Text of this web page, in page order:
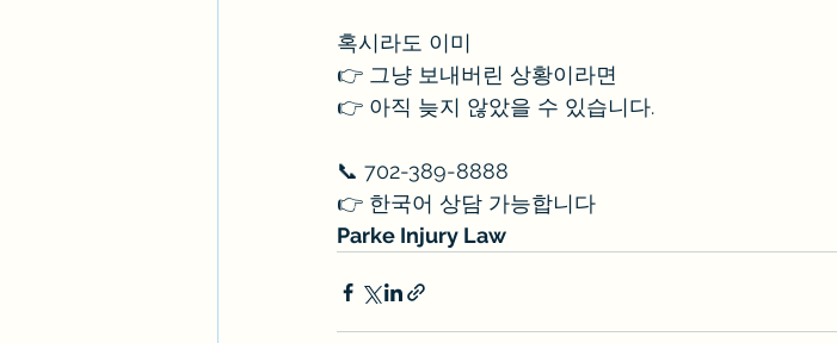
혹시라도 이미
👉 그냥 보내버린 상황이라면
👉 아직 늦지 않았을 수 있습니다.
📞 702-389-8888
👉 한국어 상담 가능합니다
Parke Injury Law